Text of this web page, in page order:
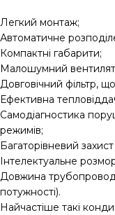
Легкий монтаж;
Автоматичне
Компактні габарити;
Малошумний
Довговічний фільтр,
Ефективна
Самодіагностика
режимів;
Багаторівневий
Інтелектуальне
Довжина
потужності).
Найчастіше такі